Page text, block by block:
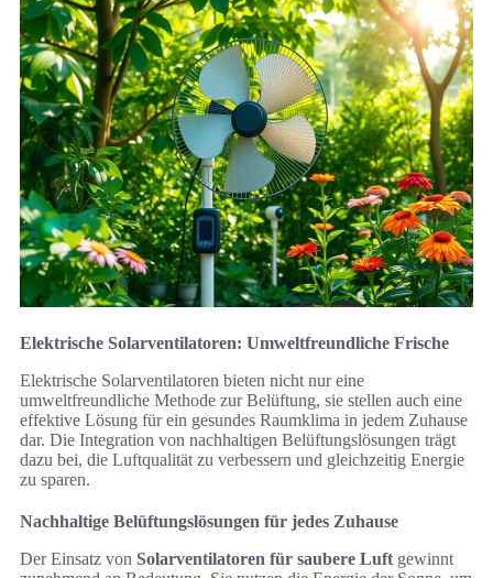
Elektrische Solarventilatoren: Umweltfreundliche Frische
Elektrische Solarventilatoren bieten nicht nur eine
umweltfreundliche Methode zur Belüftung, sie stellen auch eine
effektive Lösung für ein gesundes Raumklima in jedem Zuhause
dar. Die Integration von nachhaltigen Belüftungslösungen trägt
dazu bei, die Luftqualität zu verbessern und gleichzeitig Energie
zu sparen.
Nachhaltige Belüftungslösungen für jedes Zuhause
Der Einsatz von Solarventilatoren für saubere Luft gewinnt